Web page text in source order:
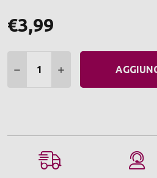
€3,99
DIMINUIRE QUANTITÀ:
AUMENTARE